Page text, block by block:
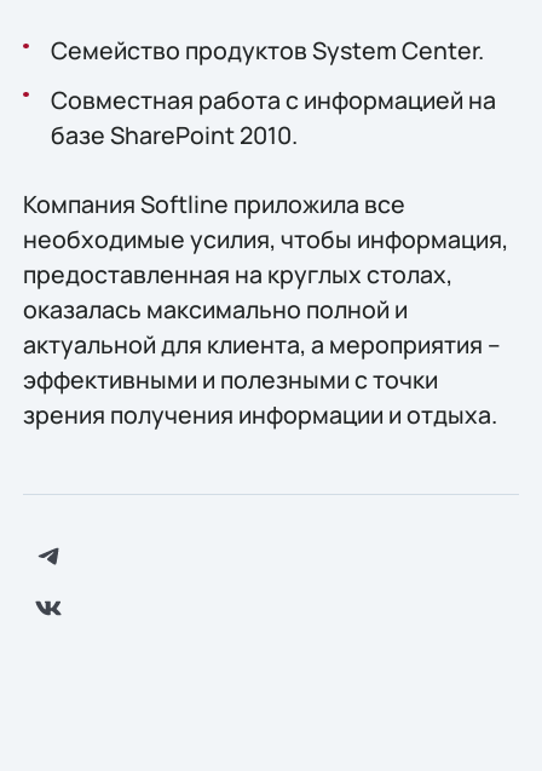
Семейство продуктов System Center.
Совместная работа с информацией на
базе SharePoint 2010.
Компания Softline приложила все
необходимые усилия, чтобы информация,
предоставленная на круглых столах,
оказалась максимально полной и
актуальной для клиента, а мероприятия –
эффективными и полезными с точки
зрения получения информации и отдыха.